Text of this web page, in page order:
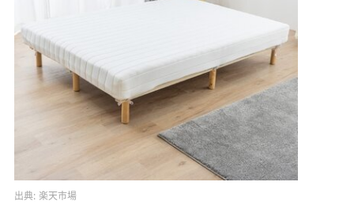
出典: 楽天市場